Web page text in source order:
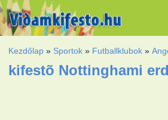
Kezdőlap » Sportok » Futballklubok »
kifestõ Nottinghami